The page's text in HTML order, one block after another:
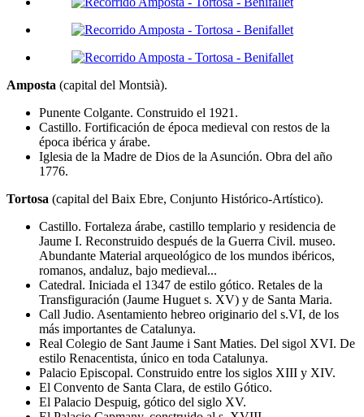
Amposta (capital del Montsià).
Punente Colgante. Construido el 1921.
Castillo. Fortificación de época medieval con restos de la
época ibérica y árabe.
Iglesia de la Madre de Dios de la Asunción. Obra del año
1776.
Tortosa (capital del Baix Ebre, Conjunto Histórico-Artístico).
Castillo. Fortaleza árabe, castillo templario y residencia de
Jaume I. Reconstruido después de la Guerra Civil. museo.
Abundante Material arqueológico de los mundos ibéricos,
romanos, andaluz, bajo medieval...
Catedral. Iniciada el 1347 de estilo gótico. Retales de la
Transfiguración (Jaume Huguet s. XV) y de Santa Maria.
Call Judio. Asentamiento hebreo originario del s.VI, de los
más importantes de Catalunya.
Real Colegio de Sant Jaume i Sant Maties. Del sigol XVI. De
estilo Renacentista, único en toda Catalunya.
Palacio Episcopal. Construido entre los siglos XIII y XIV.
El Convento de Santa Clara, de estilo Gótico.
El Palacio Despuig, gótico del siglo XV.